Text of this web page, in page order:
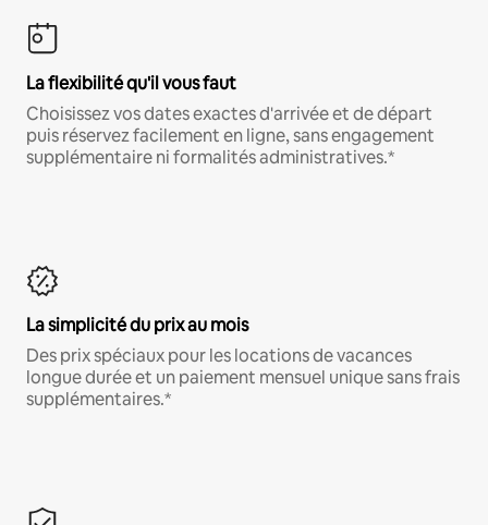
La flexibilité qu'il vous faut
Choisissez vos dates exactes d'arrivée et de départ
puis réservez facilement en ligne, sans engagement
supplémentaire ni formalités administratives.*
La simplicité du prix au mois
Des prix spéciaux pour les locations de vacances
longue durée et un paiement mensuel unique sans frais
supplémentaires.*